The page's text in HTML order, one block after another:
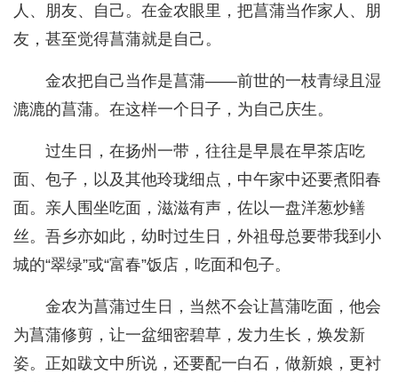
人、朋友、自己。在金农眼里，把菖蒲当作家人、朋
友，甚至觉得菖蒲就是自己。
金农把自己当作是菖蒲——前世的一枝青绿且湿
漉漉的菖蒲。在这样一个日子，为自己庆生。
过生日，在扬州一带，往往是早晨在早茶店吃
面、包子，以及其他玲珑细点，中午家中还要煮阳春
面。亲人围坐吃面，滋滋有声，佐以一盘洋葱炒鳝
丝。吾乡亦如此，幼时过生日，外祖母总要带我到小
城的“翠绿”或“富春”饭店，吃面和包子。
金农为菖蒲过生日，当然不会让菖蒲吃面，他会
为菖蒲修剪，让一盆细密碧草，发力生长，焕发新
姿。正如跋文中所说，还要配一白石，做新娘，更衬